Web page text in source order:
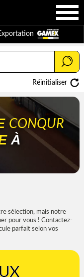
Réinitialiser
CONQUR
À
sélection, mais notre
pour vous ! Contactez-
parfait selon vos